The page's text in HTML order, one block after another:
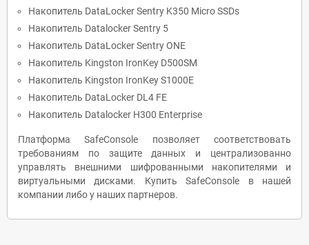
Накопитель DataLocker Sentry K350 Micro SSDs
Накопитель Datalocker Sentry 5
Накопитель DataLocker Sentry ONE
Накопитель Kingston IronKey D500SM
Накопитель Kingston IronKey S1000E
Накопитель DataLocker DL4 FE
Накопитель Datalocker H300 Enterprise
Платформа SafeConsole позволяет соответствовать
требованиям по защите данных и централизованно
управлять внешними шифрованными накопителями и
виртуальными дисками. Купить SafeConsole в нашей
компании либо у наших партнеров.